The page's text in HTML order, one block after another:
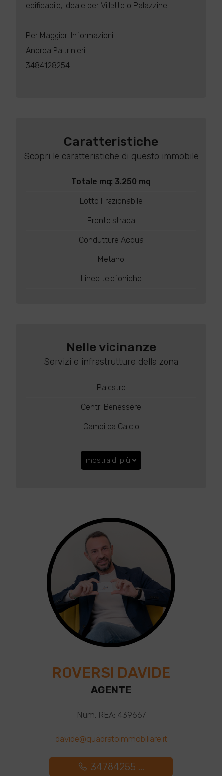
edificabile; ideale per Villette o Palazzine.
Per Maggiori Informazioni
Andrea Paltrinieri
3484128254
Caratteristiche
Scopri le caratteristiche di questo immobile
Totale mq: 3.250 mq
Lotto Frazionabile
Fronte strada
Condutture Acqua
Metano
Linee telefoniche
Nelle vicinanze
Servizi e infrastrutture della zona
Palestre
Centri Benessere
Campi da Calcio
mostra di più
ROVERSI DAVIDE
AGENTE
Num. REA: 439667
davide@quadratoimmobiliare.it
34784255 ...